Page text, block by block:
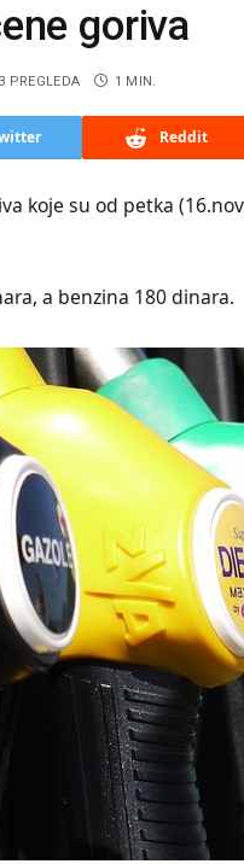
goriva
3 PREGLEDA 1 MIN.
Reddit
koje su od petka
a benzina 180 dinara.